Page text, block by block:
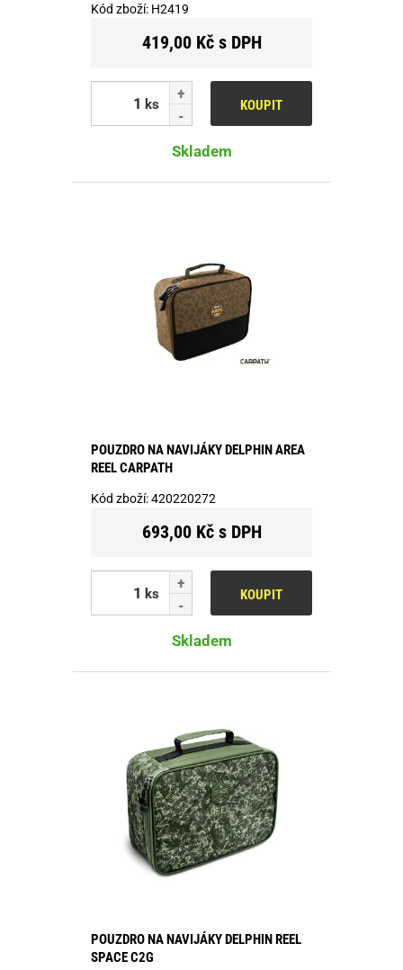
Kód zboží: H2419
419,00 Kč s DPH
ks KOUPIT
Skladem
POUZDRO NA NAVIJÁKY DELPHIN AREA
REEL CARPATH
Kód zboží:420220272
693,00 Kč s DPH
ks KOUPIT
Skladem
POUZDRO NA NAVIJÁKY DELPHIN REEL
SPACE C2G